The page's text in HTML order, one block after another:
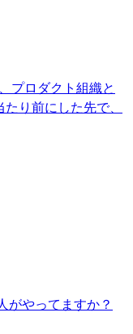
プロダクト組織と
り前にした先で、
がやってますか？